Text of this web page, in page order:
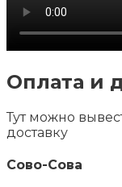
Оплата и
Тут можно
доставку
Сово-Сова